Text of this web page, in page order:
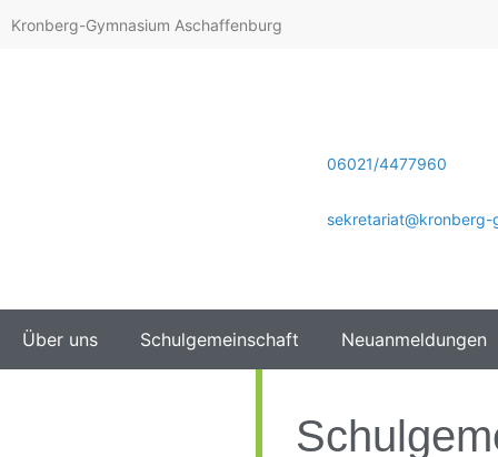
Kronberg-Gymnasium Aschaffenburg
06021/4477960
sekretariat@kronberg-
Über uns Schulgemeinschaft Neuanmeldungen